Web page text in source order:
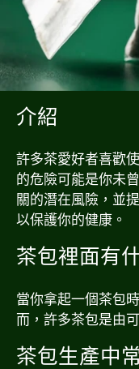
介紹
許多茶愛好者喜歡
的危險可能是你未
關的潛在風險，並
以保護你的健康。
茶包裡面有
當你拿起一個茶包
而，許多茶包是由
茶包生產中